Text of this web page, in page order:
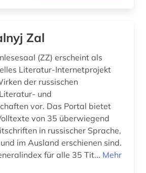
(1)
jugendliteratur (3)
Zal
(ZZ) erscheint als
Literatur-Internetprojekt
der russischen
und
vor. Das Portal bietet
von 35 überwiegend
in russischer Sprache,
im Ausland erschienen sind.
für alle 35 Tit... Mehr